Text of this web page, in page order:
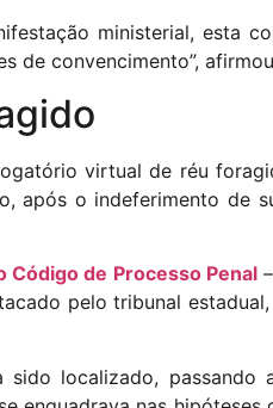
ministerial, esta
de convencimento”,
virtual de réu
após o indeferimento de
Código de Processo Penal–
pelo tribunal
localizado, passando